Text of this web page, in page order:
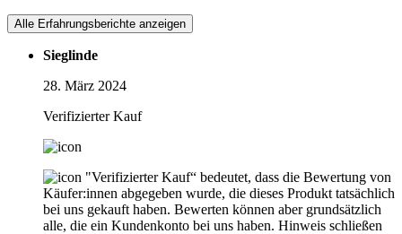
Alle Erfahrungsberichte anzeigen
Sieglinde
28. März 2024
Verifizierter Kauf
"Verifizierter Kauf“ bedeutet, dass die Bewertung von
Käufer:innen abgegeben wurde, die dieses Produkt tatsächlich
bei uns gekauft haben. Bewerten können aber grundsätzlich
alle, die ein Kundenkonto bei uns haben. Hinweis schließen